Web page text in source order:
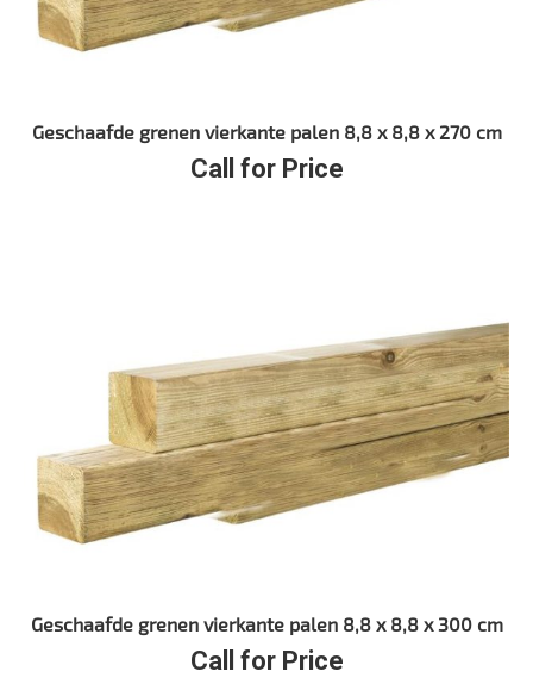
Geschaafde grenen vierkante palen 8,8 x 8,8 x 270 cm
Call for Price
Geschaafde grenen vierkante palen 8,8 x 8,8 x 300 cm
Call for Price